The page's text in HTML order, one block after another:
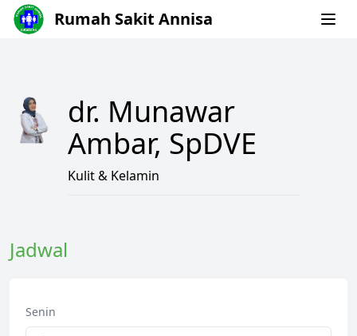
Rumah Sakit Annisa
dr. Munawar
Ambar, SpDVE
Kulit & Kelamin
Jadwal
Senin